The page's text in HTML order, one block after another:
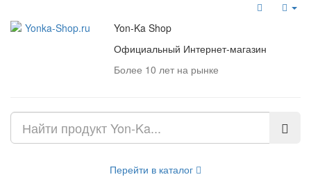
Yon-Ka Shop
Официальный Интернет-магазин
Более 10 лет на рынке
Перейти в каталог